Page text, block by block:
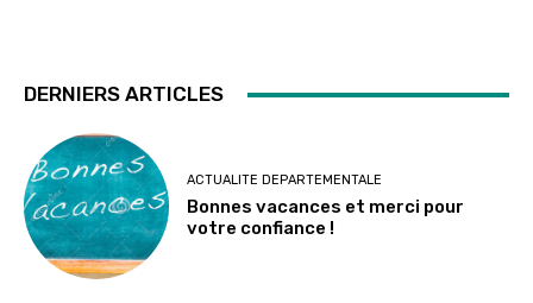
DERNIERS ARTICLES
ACTUALITE DEPARTEMENTALE
Bonnes vacances et merci pour
votre confiance !